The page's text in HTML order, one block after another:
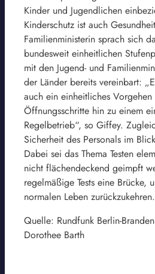
Kinder und Jugendlichen
Kinderschutz ist auch
Familienministerin sprach sich
bundesweit einheitlichen
mit den Jugend- und
der Länder bereits vereinbart:
auch ein einheitliches
Öffnungsschritte hin zu einem
Regelbetrieb“, so Giffey.
Sicherheit des Personals im
Dabei sei das Thema Testen
nicht flächendeckend geimpft
regelmäßige Tests eine Brücke,
normalen Leben zurückzukehren.
Quelle: Rundfunk Berlin-
Dorothee Barth